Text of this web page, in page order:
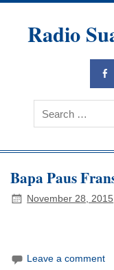
Radio
Bapa Paus
November 28, 2015
Leave a comment